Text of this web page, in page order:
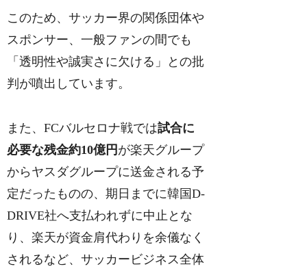
このため、サッカー界の関係団体や
スポンサー、一般ファンの間でも
「透明性や誠実さに欠ける」との批
判が噴出しています。
また、FCバルセロナ戦では試合に
必要な残金約10億円 が楽天グループ
からヤスダグループに送金される予
定だったものの、期日までに韓国D-
DRIVE社へ支払われずに中止とな
り、楽天が資金肩代わりを余儀なく
されるなど、サッカービジネス全体